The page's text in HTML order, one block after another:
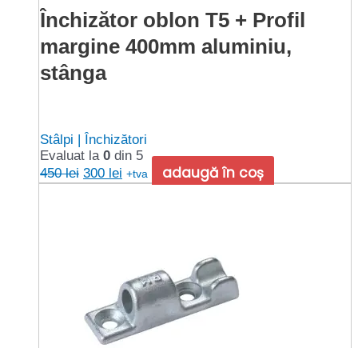
Închizător oblon T5 + Profil
margine 400mm aluminiu,
stânga
Stâlpi | Închizători
Evaluat la 0 din 5
450lei Prețul
inițial
300 lei Prețul
curent
+tva adaugă în coș